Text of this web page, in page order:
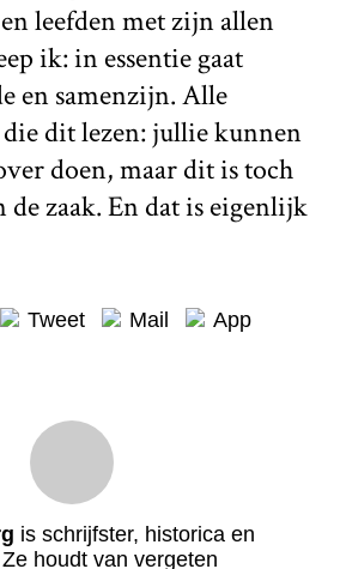
leefden met zijn allen
ik: in essentie gaat
en samenzijn. Alle
dit lezen: jullie kunnen
doen, maar dit is toch
de zaak. En dat is eigenlijk
Tweet Mail App
is schrijfster, historica en
houdt van vergeten